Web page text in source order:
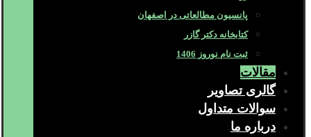
پانسیون مطالعاتی در اصفهان
کتابخانه دکتر گازر
ثبت نام نوروز 1406
مقالات
گالری تصاویر
سوالات متداول
درباره ما